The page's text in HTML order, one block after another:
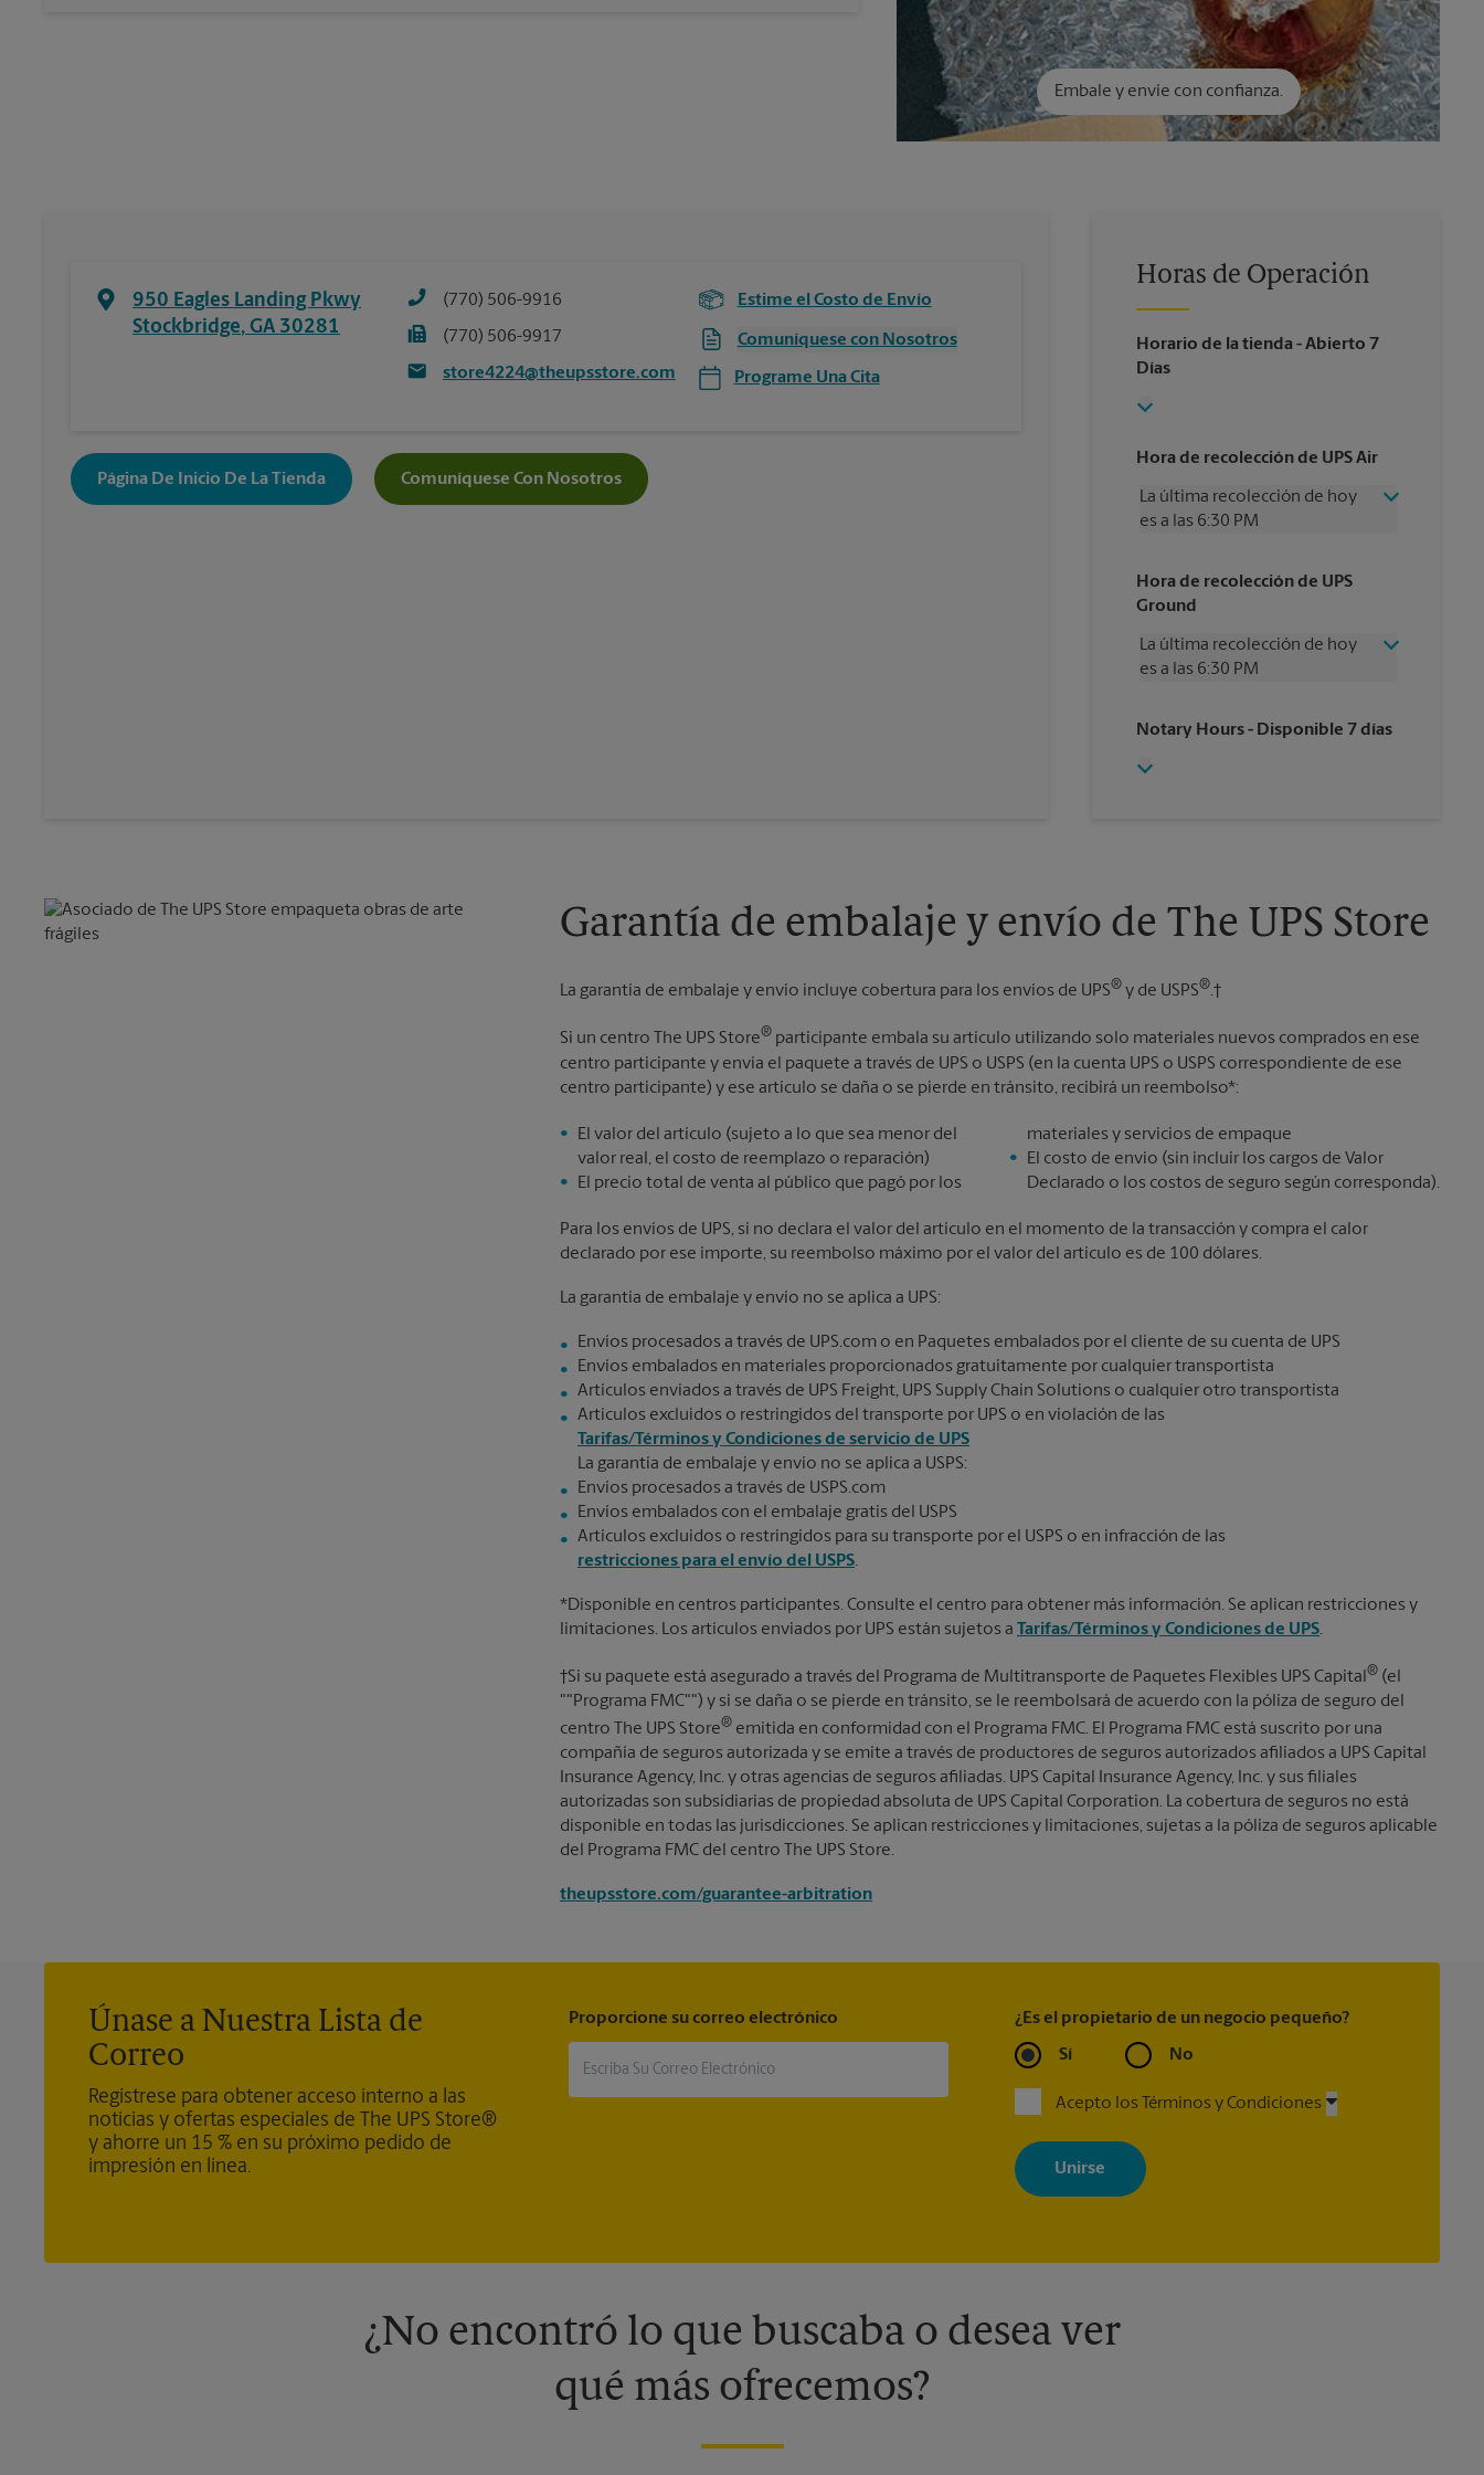
Embale y envíe con confianza.
950 Eagles Landing Pkwy
Stockbridge, GA 30281
(770) 506-9916
(770) 506-9917
store4224@theupsstore.com
Estime el Costo de Envío
Comuníquese con Nosotros
Programe Una Cita
Página De Inicio De La Tienda Comuníquese Con Nosotros
Horas de Operación
Horario de la tienda - Abierto 7
Días
Hora de recolección de UPS Air
La última recolección de hoy
es a las 6:30 PM
Jueves
6:30 PM
Viernes
Sábado
12:00 PM
Domingo
Sin Recolección
Hora de recolección de UPS
Ground
La última recolección de hoy
es a las 6:30 PM
Jueves
6:30 PM
Viernes
Notary Hours- Disponible 7 días
Garantía de embalaje y envío de The UPS Store
La garantía de embalaje y envío incluye cobertura para los envíos de UPS® y de USPS®.†
Si un centro The UPS Store® participante embala su artículo utilizando solo materiales nuevos comprados en ese
centro participante y envía el paquete a través de UPS o USPS (en la cuenta UPS o USPS correspondiente de ese
centro participante) y ese artículo se daña o se pierde en tránsito, recibirá un reembolso*:
El valor del artículo (sujeto a lo que sea menor del
valor real, el costo de reemplazo o reparación)
El precio total de venta al público que pagó por los
materiales y servicios de empaque
El costo de envío (sin incluir los cargos de Valor
Declarado o los costos de seguro según corresponda).
Para los envíos de UPS, si no declara el valor del artículo en el momento de la transacción y compra el calor
declarado por ese importe, su reembolso máximo por el valor del artículo es de 100 dólares.
La garantía de embalaje y envío no se aplica a UPS:
Envíos procesados a través de UPS.com o en Paquetes embalados por el cliente de su cuenta de UPS
Envíos embalados en materiales proporcionados gratuitamente por cualquier transportista
Artículos enviados a través de UPS Freight, UPS Supply Chain Solutions o cualquier otro transportista
Artículos excluidos o restringidos del transporte por UPS o en violación de las
Tarifas/Términos y Condiciones de servicio de UPS
La garantía de embalaje y envío no se aplica a USPS:
Envíos procesados a través de USPS.com
Envíos embalados con el embalaje gratis del USPS
Artículos excluidos o restringidos para su transporte por el USPS o en infracción de las
restricciones para el envío del USPS.
*Disponible en centros participantes. Consulte el centro para obtener más información. Se aplican restricciones y
limitaciones. Los artículos enviados por UPS están sujetos a Tarifas/Términos y Condiciones de UPS.
†Si su paquete está asegurado a través del Programa de Multitransporte de Paquetes Flexibles UPS Capital ® (el
""Programa FMC"") y si se daña o se pierde en tránsito, se le reembolsará de acuerdo con la póliza de seguro del
centro The UPS Store® emitida en conformidad con el Programa FMC. El Programa FMC está suscrito por una
compañía de seguros autorizada y se emite a través de productores de seguros autorizados afiliados a UPS Capital
Insurance Agency, Inc. y otras agencias de seguros afiliadas. UPS Capital Insurance Agency, Inc. y sus filiales
autorizadas son subsidiarias de propiedad absoluta de UPS Capital Corporation. La cobertura de seguros no está
disponible en todas las jurisdicciones. Se aplican restricciones y limitaciones, sujetas a la póliza de seguros aplicable
del Programa FMC del centro The UPS Store.
theupsstore.com/guarantee-arbitration
Únase a Nuestra Lista de
Correo
Regístrese para obtener acceso interno a las
noticias y ofertas especiales de The UPS Store®
y ahorre un 15 % en su próximo pedido de
impresión en línea.
Proporcione su correo electrónico ¿Es el propietario de un negocio pequeño?
Sí No
Acepto los Términos y Condiciones
Al registrarse, acepta recibir correos electrónicos de The UPS Store
con noticias, ofertas especiales, promociones y mensajes
adaptados a sus intereses. Puede darse de baja en cualquier
momento. Para más información, consulte nuestra política de
información, contacte al centro The UPS Store en su ciudad.
¿No encontró lo que buscaba o desea ver
qué más ofrecemos?